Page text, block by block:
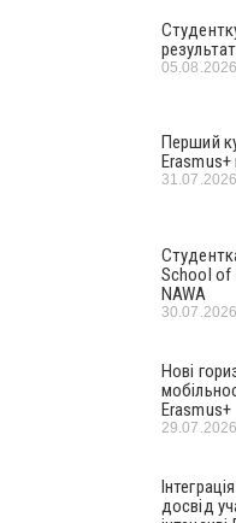
05.08.2026
Перший
Erasmus+
31.07.2026
School of
NAWA
30.07.2026
Нові
Erasmus+
29.07.2026
досвід